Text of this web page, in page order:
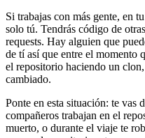
Si trabajas con más gente, en
solo tú. Tendrás código de
requests. Hay alguien que
de tí así que entre el momento
el repositorio haciendo un
cambiado.
Ponte en esta situación: te vas
compañeros trabajan en el
muerto, o durante el viaje te